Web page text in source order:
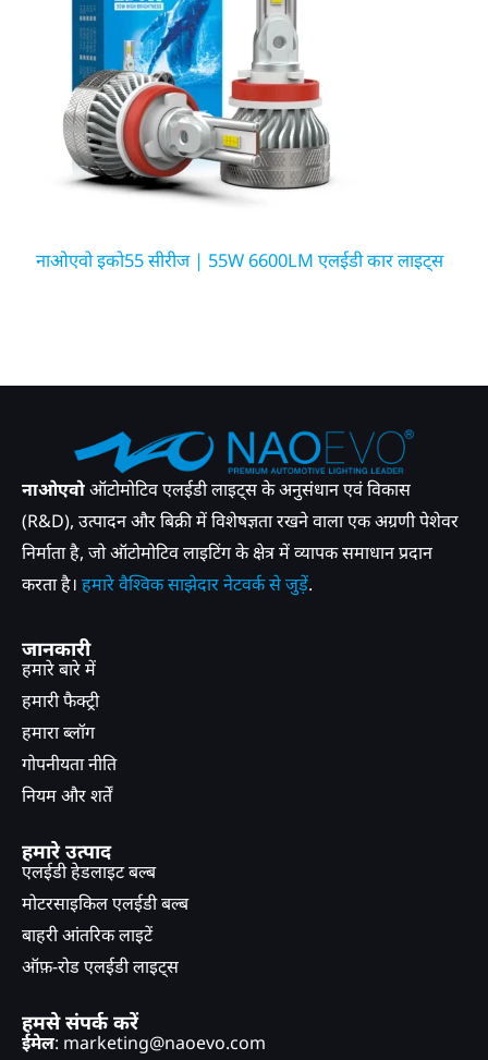
नाओएवो इको55 सीरीज | 55W 6600LM एलईडी कार लाइट्स
नाओएवोऑटोमोटिव एलईडी लाइट्स के अनुसंधान एवं विकास
(R&D), उत्पादन और बिक्री में विशेषज्ञता रखने वाला एक अग्रणी पेशेवर
निर्माता है, जो ऑटोमोटिव लाइटिंग के क्षेत्र में व्यापक समाधान प्रदान
करता है। हमारे वैश्विक साझेदार नेटवर्क से जुड़ें.
जानकारी
हमारे बारे में
हमारी फैक्ट्री
हमारा ब्लॉग
गोपनीयता नीति
नियम और शर्तें
हमारे उत्पाद
एलईडी हेडलाइट बल्ब
मोटरसाइकिल एलईडी बल्ब
बाहरी आंतरिक लाइटें
ऑफ़-रोड एलईडी लाइट्स
हमसे संपर्क करें
ईमेल: marketing@naoevo.com